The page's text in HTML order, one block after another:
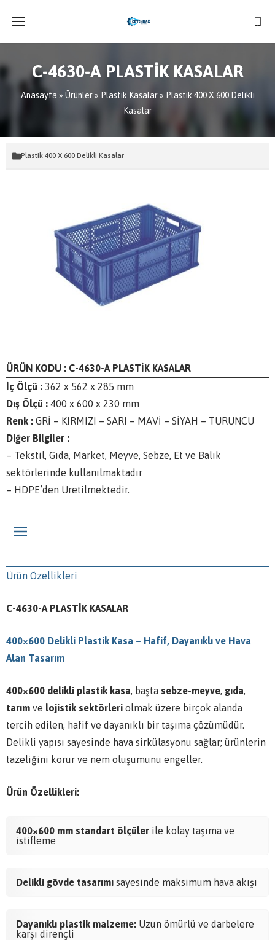
C-4630-A PLASTİK KASALAR
Anasayfa » Ürünler» Plastik Kasalar» Plastik 400 X 600 Delikli
Kasalar
Plastik 400 X 600 Delikli Kasalar
ÜRÜN KODU : C-4630-A PLASTİK KASALAR
İç Ölçü : 362 x 562 x 285 mm
Dış Ölçü : 400 x 600 x 230 mm
Renk : GRİ – KIRMIZI – SARI – MAVİ – SİYAH – TURUNCU
Diğer Bilgiler :
– Tekstil, Gıda, Market, Meyve, Sebze, Et ve Balık
sektörlerinde kullanılmaktadır
– HDPE’den Üretilmektedir.
Ürün Özellikleri
C-4630-A PLASTİK KASALAR
400×600 Delikli Plastik Kasa – Hafif, Dayanıklı ve Hava
Alan Tasarım
400×600 delikli plastik kasa, başta sebze-meyve, gıda,
tarım ve lojistik sektörleri olmak üzere birçok alanda
tercih edilen, hafif ve dayanıklı bir taşıma çözümüdür.
Delikli yapısı sayesinde hava sirkülasyonu sağlar; ürünlerin
tazeliğini korur ve nem oluşumunu engeller.
Ürün Özellikleri:
400×600 mm standart ölçüler ile kolay taşıma ve
istifleme
Delikli gövde tasarımı sayesinde maksimum hava akışı
Dayanıklı plastik malzeme: Uzun ömürlü ve darbelere
karşı dirençli